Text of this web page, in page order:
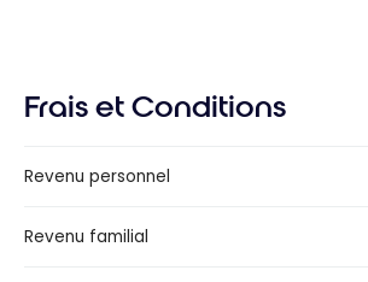
Frais et Conditions
Revenu personnel
Revenu familial